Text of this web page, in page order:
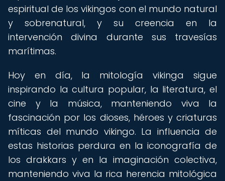
espiritual de los vikingos con el mundo natural
y sobrenatural, y su creencia en la
intervención divina durante sus travesías
marítimas.
Hoy en día, la mitología vikinga sigue
inspirando la cultura popular, la literatura, el
cine y la música, manteniendo viva la
fascinación por los dioses, héroes y criaturas
míticas del mundo vikingo. La influencia de
estas historias perdura en la iconografía de
los drakkars y en la imaginación colectiva,
manteniendo viva la rica herencia mitológica